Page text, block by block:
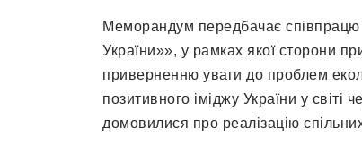
Меморандум передбачає
України»», у рамках якої сторони
приверненню уваги до проблем
позитивного іміджу України у світі
домовилися про реалізацію